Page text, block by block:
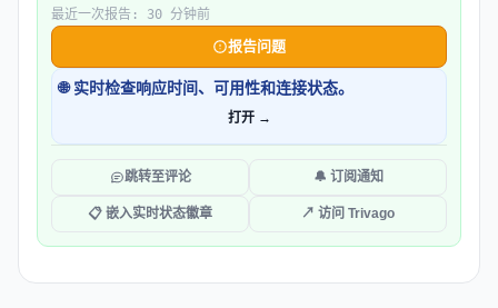
最近一次报告: 30 分钟前
报告问题
🌐 实时检查响应时间、可用性和连接状态。
打开 →
跳转至评论 🔔 订阅通知
📋 嵌入实时状态徽章 ↗ 访问 Trivago